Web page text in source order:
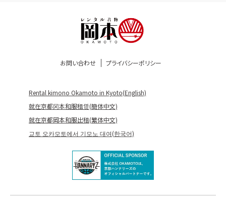
お問い合わせ プライバシーポリシー
Rental kimono Okamoto in Kyoto(English)
就在京都冈本和服租赁(簡体中文)
就在京都岡本和服出租(繁体中文)
교토 오카모토에서 기모노 대여(한국어)